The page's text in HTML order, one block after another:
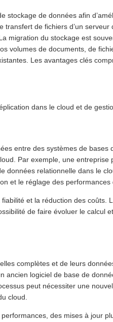
stockage de données afin
de fichiers d’un
migration du stockage est
volumes de documents, de
Les avantages clés
dans le cloud et de
entre des systèmes de bases
Par exemple, une
données relationnelle dans le
et le réglage des performances
et la réduction des coûts.
de faire évoluer le calcul
complètes et de leurs
ancien logiciel de base de
peut nécessiter une
cloud.
des mises à jour